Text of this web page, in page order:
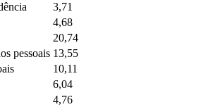
3,71
4,68
20,74
pessoais 13,55
10,11
6,04
4,76